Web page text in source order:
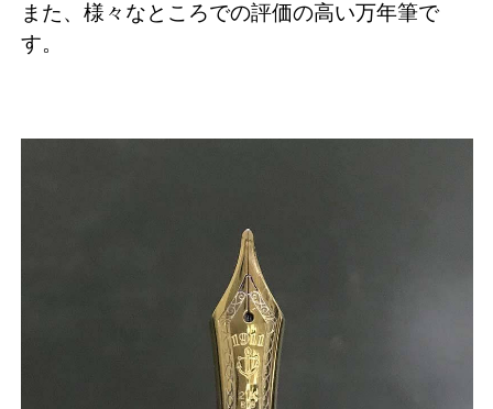
また、様々なところでの評価の高い万年筆で
す。